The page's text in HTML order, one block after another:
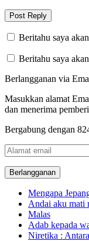
Beritahu saya
Beritahu saya
Berlangganan via
Masukkan alamat
dan menerima
Bergabung dengan
Alamat
email
Mengapa
Andai aku mati
Malas
Adab kepada
Niretika :